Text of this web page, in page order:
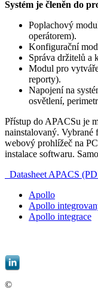
Systém je členěn do
Poplachový
operátorem).
Konfigurační
Správa držitelů a
Modul pro
reporty).
Napojení na
osvětlení,
Přístup do APACSu je
nainstalovaný. Vybrané
webový prohlížeč na
instalace softwaru.
Datasheet APACS
Apollo
Apollo
Apollo integrace
©